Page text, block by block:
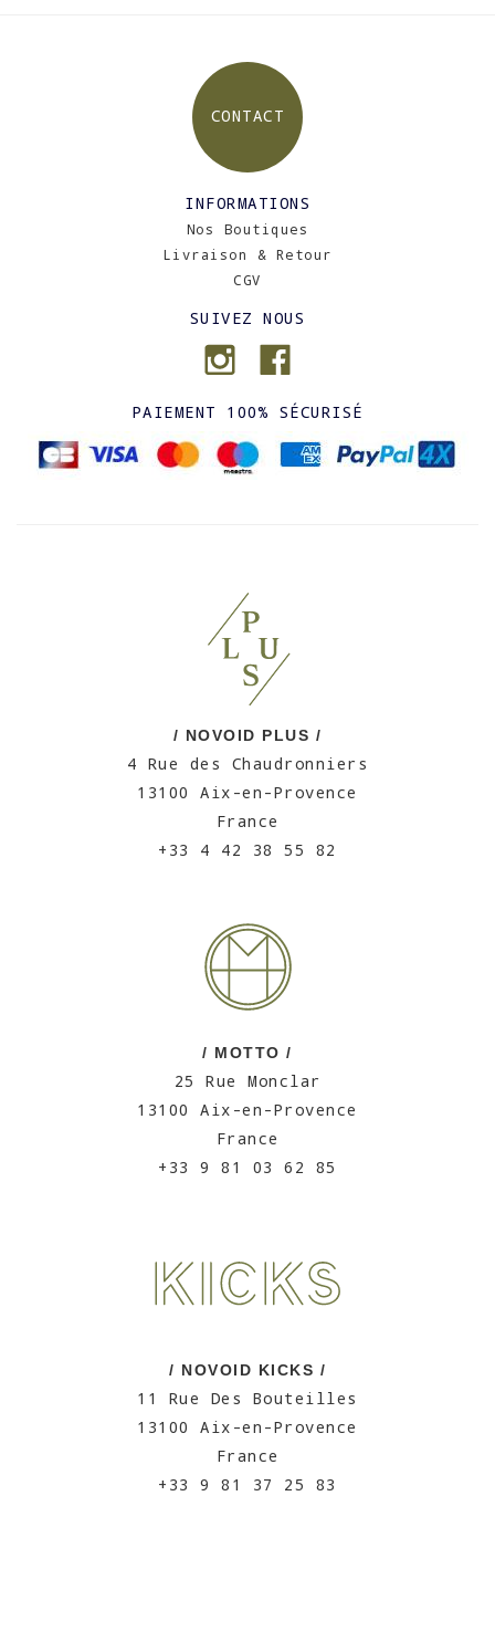
CONTACT
INFORMATIONS
Nos Boutiques
Livraison & Retour
CGV
SUIVEZ NOUS
PAIEMENT 100% SÉCURISÉ
/ NOVOID PLUS /
4 Rue des Chaudronniers
13100 Aix-en-Provence
France
+33 4 42 38 55 82
/ MOTTO /
25 Rue Monclar
13100 Aix-en-Provence
France
+33 9 81 03 62 85
/ NOVOID KICKS /
11 Rue Des Bouteilles
13100 Aix-en-Provence
France
+33 9 81 37 25 83